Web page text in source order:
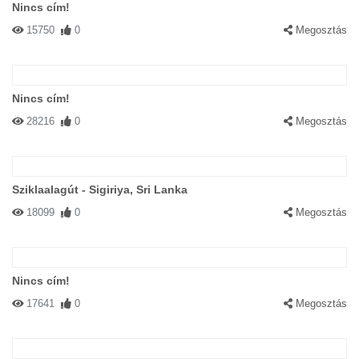
Nincs cím!
15750 0 Megosztás
Nincs cím!
28216 0 Megosztás
Sziklaalagút - Sigiriya, Sri Lanka
18099 0 Megosztás
Nincs cím!
17641 0 Megosztás